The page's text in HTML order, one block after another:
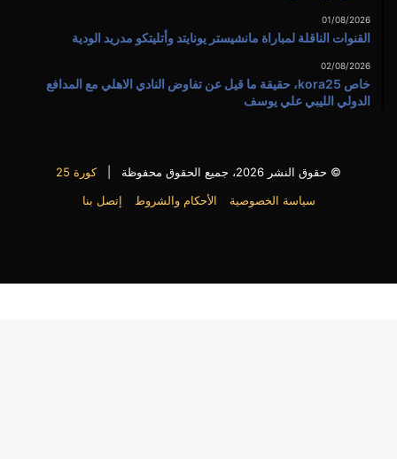
01/08/2026
القنوات الناقلة لمباراة مانشيستر يونايتد وأتليتكو مدريد الودية
02/08/2026
خاص kora25، حقيقة ما قيل عن تفاوض النادي الاهلي مع المدافع
الدولي الليبي علي يوسف
© حقوق النشر 2026، جميع الحقوق محفوظة |
كورة 25
سياسة الخصوصية
الأحكام والشروط إتصل بنا